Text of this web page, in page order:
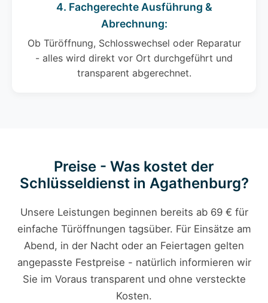
4. Fachgerechte Ausführung &
Abrechnung:
Ob Türöffnung, Schlosswechsel oder Reparatur
- alles wird direkt vor Ort durchgeführt und
transparent abgerechnet.
Preise - Was kostet der
Schlüsseldienst in Agathenburg?
Unsere Leistungen beginnen bereits ab 69 € für
einfache Türöffnungen tagsüber. Für Einsätze am
Abend, in der Nacht oder an Feiertagen gelten
angepasste Festpreise - natürlich informieren wir
Sie im Voraus transparent und ohne versteckte
Kosten.